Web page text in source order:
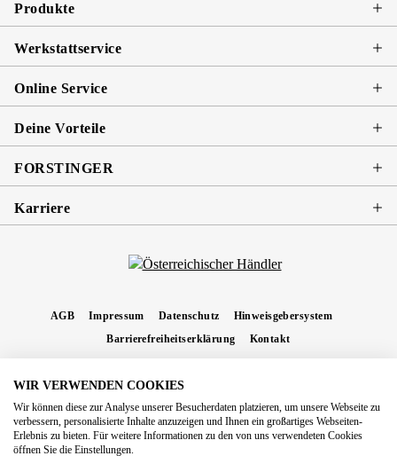
Produkte
Werkstattservice
Online Service
Deine Vorteile
FORSTINGER
Karriere
AGB Impressum Datenschutz
Hinweisgebersystem
Barrierefreiheitserklärung
Kontakt
Nachnahmegebühren, wenn nicht anders angegeben.
Copyright 2026 Forstinger Österreich GmbH
Königstetter Straße 128 - 134/OG3, 3430 Tulln
WIR VERWENDEN COOKIES
Wir können diese zur Analyse unserer Besucherdaten platzieren, um unsere Webseite zu
verbessern, personalisierte Inhalte anzuzeigen und Ihnen ein großartiges Webseiten-
Erlebnis zu bieten. Für weitere Informationen zu den von uns verwendeten Cookies
öffnen Sie die Einstellungen.